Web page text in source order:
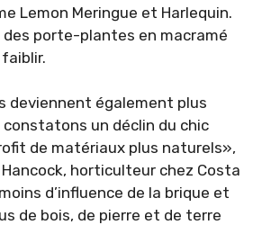
Lemon Meringue et Harlequin.
porte-plantes en macramé
deviennent également plus
constatons un déclin du chic
de matériaux plus naturels»,
horticulteur chez Costa
d’influence de la brique et
de bois, de pierre et de terre